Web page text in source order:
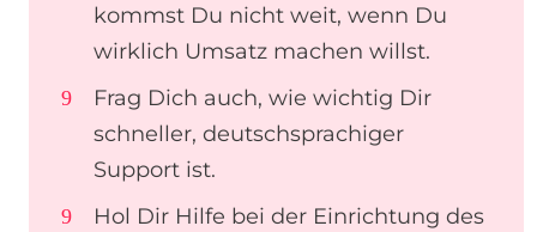
kommst Du nicht weit, wenn Du
wirklich Umsatz machen willst.
Frag Dich auch, wie wichtig Dir
schneller, deutschsprachiger
Support ist.
Hol Dir Hilfe bei der Einrichtung des